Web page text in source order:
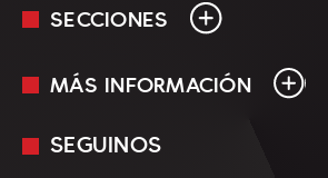
SECCIONES
En Vivo
MÁS INFORMACIÓN
Mediakit
SEGUINOS